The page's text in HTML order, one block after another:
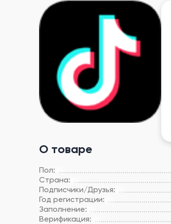
О товаре
Пол:
Страна:
Подписчики/Друзья:
Год регистрации:
Заполнение:
Верификация: